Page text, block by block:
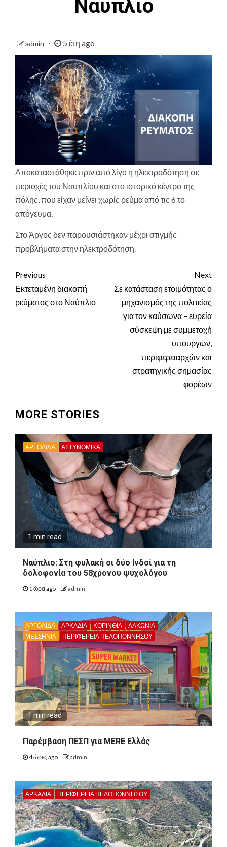
Ναύπλιο
admin 5 έτη ago
Αποκαταστάθηκε πριν από λίγο η ηλεκτροδότηση σε
περιοχές του Ναυπλίου και στο ιστορικό κέντρο της
πόλης, που είχαν μείνει χωρίς ρεύμα από τις 6 το
απόγευμα.
Στο Άργος δεν παρουσιάστηκαν μέχρι στιγμής
προβλήματα στην ηλεκτροδότηση.
Continue
Reading
Previous
Εκτεταμένη διακοπή
ρεύματος στο Ναύπλιο
Next
Σε κατάσταση ετοιμότητας ο
μηχανισμός της πολιτείας
για τον καύσωνα – ευρεία
σύσκεψη με συμμετοχή
υπουργών,
περιφερειαρχών και
στρατηγικής σημασίας
φορέων
MORE STORIES
ΑΡΓΟΛΙΔΑ ΑΣΤΥΝΟΜΙΚΑ
1 min read
Ναύπλιο: Στη φυλακή οι δύο Ινδοί για τη
δολοφονία του 58χρονου ψυχολόγου
1 ώρα ago admin
ΑΡΓΟΛΙΔΑ ΑΡΚΑΔΊΑ ΚΟΡΙΝΘΊΑ
ΛΑΚΩΝΙΑ
ΜΕΣΣΗΝΙΑ
ΠΕΡΙΦΈΡΕΙΑ ΠΕΛΟΠΟΝΝΉΣΟΥ
1 min read
Παρέμβαση ΠΕΣΠ για MERE Ελλάς
4 ώρες ago admin
ΑΡΚΑΔΊΑ ΠΕΡΙΦΈΡΕΙΑ ΠΕΛΟΠΟΝΝΉΣΟΥ